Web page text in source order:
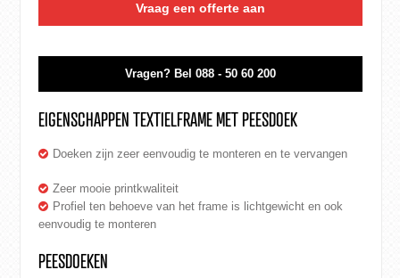
Vraag een offerte aan
Vragen? Bel 088 - 50 60 200
EIGENSCHAPPEN TEXTIELFRAME MET PEESDOEK
Doeken zijn zeer eenvoudig te monteren en te vervangen
Zeer mooie printkwaliteit
Profiel ten behoeve van het frame is lichtgewicht en ook
eenvoudig te monteren
PEESDOEKEN